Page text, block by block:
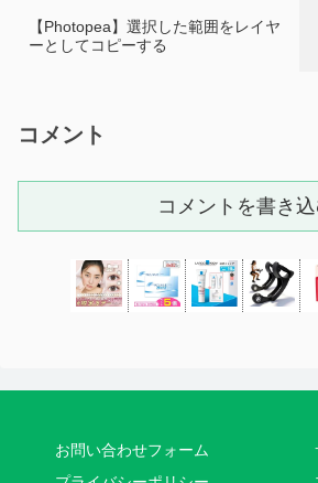
【Photopea】選択した範囲をレイヤ
ーとしてコピーする
コメント
コメントを書き
お問い合わせフォーム